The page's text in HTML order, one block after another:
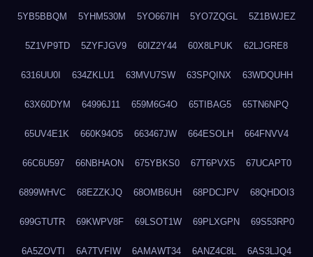
5YB5BBQM 5YHM530M 5YO667IH 5YO7ZQGL 5Z1BWJEZ
5Z1VP9TD 5ZYFJGV9 60IZ2Y44 60X8LPUK 62LJGRE8
6316UU0I 634ZKLU1 63MVU7SW 63SPQINX 63WDQUHH
63X60DYM 64996J11 659M6G4O 65TIBAG5 65TN6NPQ
65UV4E1K 660K94O5 663467JW 664ESOLH 664FNVV4
66C6U597 66NBHAON 675YBKS0 67T6PVX5 67UCAPT0
6899WHVC 68EZZKJQ 68OMB6UH 68PDCJPV 68QHDOI3
699GTUTR 69KWPV8F 69LSOT1W 69PLXGPN 69S53RP0
6A5ZOVTI 6A7TVFIW 6AMAWT34 6ANZ4C8L 6AS3LJQ4